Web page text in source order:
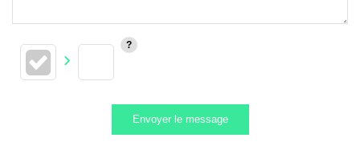
Envoyer le message